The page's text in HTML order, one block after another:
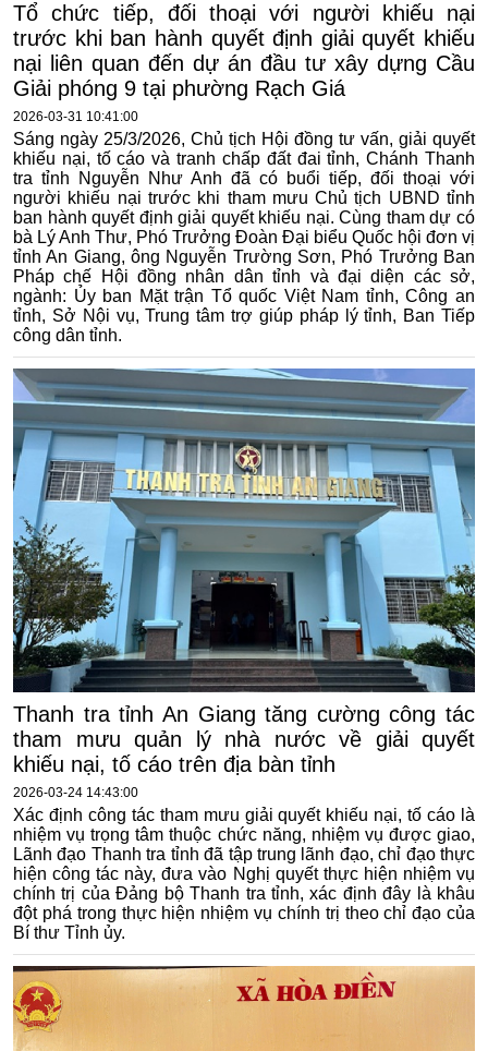
Tổ chức tiếp, đối thoại với người khiếu nại
trước khi ban hành quyết định giải quyết khiếu
nại liên quan đến dự án đầu tư xây dựng Cầu
Giải phóng 9 tại phường Rạch Giá
2026-03-31 10:41:00
Sáng ngày 25/3/2026, Chủ tịch Hội đồng tư vấn, giải quyết
khiếu nại, tố cáo và tranh chấp đất đai tỉnh, Chánh Thanh
tra tỉnh Nguyễn Như Anh đã có buổi tiếp, đối thoại với
người khiếu nại trước khi tham mưu Chủ tịch UBND tỉnh
ban hành quyết định giải quyết khiếu nại. Cùng tham dự có
bà Lý Anh Thư, Phó Trưởng Đoàn Đại biểu Quốc hội đơn vị
tỉnh An Giang, ông Nguyễn Trường Sơn, Phó Trưởng Ban
Pháp chế Hội đồng nhân dân tỉnh và đại diện các sở,
ngành: Ủy ban Mặt trận Tổ quốc Việt Nam tỉnh, Công an
tỉnh, Sở Nội vụ, Trung tâm trợ giúp pháp lý tỉnh, Ban Tiếp
công dân tỉnh.
Thanh tra tỉnh An Giang tăng cường công tác
tham mưu quản lý nhà nước về giải quyết
khiếu nại, tố cáo trên địa bàn tỉnh
2026-03-24 14:43:00
Xác định công tác tham mưu giải quyết khiếu nại, tố cáo là
nhiệm vụ trọng tâm thuộc chức năng, nhiệm vụ được giao,
Lãnh đạo Thanh tra tỉnh đã tập trung lãnh đạo, chỉ đạo thực
hiện công tác này, đưa vào Nghị quyết thực hiện nhiệm vụ
chính trị của Đảng bộ Thanh tra tỉnh, xác định đây là khâu
đột phá trong thực hiện nhiệm vụ chính trị theo chỉ đạo của
Bí thư Tỉnh ủy.